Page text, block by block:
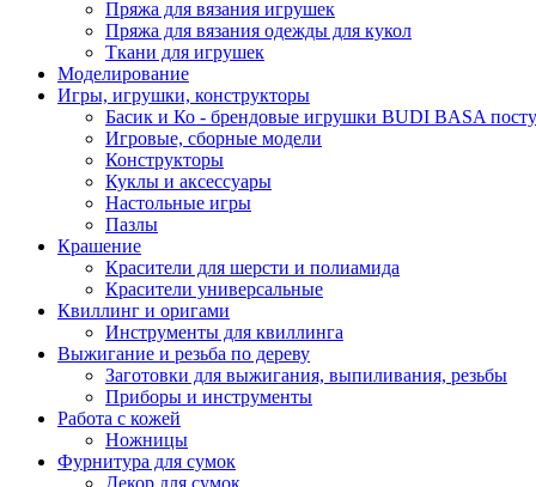
Пряжа для вязания игрушек
Пряжа для вязания одежды для кукол
Ткани для игрушек
Моделирование
Игры, игрушки, конструкторы
Басик и Ко - брендовые игрушки BUDI BASA
Игровые, сборные модели
Конструкторы
Куклы и аксессуары
Настольные игры
Пазлы
Крашение
Красители для шерсти и полиамида
Красители универсальные
Квиллинг и оригами
Инструменты для квиллинга
Выжигание и резьба по дереву
Заготовки для выжигания, выпиливания, резьбы
Приборы и инструменты
Работа с кожей
Ножницы
Фурнитура для сумок
Декор для сумок